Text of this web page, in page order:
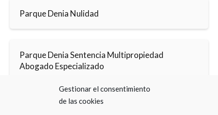
Gestionar el consentimiento
de las cookies
Parque Denia Nulidad
Parque Denia Sentencia Multipropiedad
Abogado Especializado